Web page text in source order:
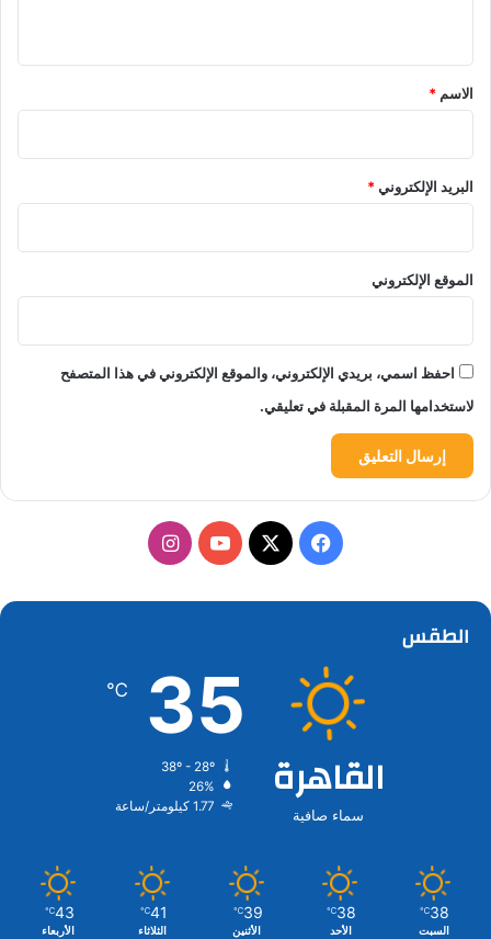
*
الاسم *
البريد الإلكتروني*
الموقع الإلكتروني
احفظ اسمي، بريدي الإلكتروني، والموقع الإلكتروني في هذا المتصفح
لاستخدامها المرة المقبلة في تعليقي.
فيسبوك
‫X
‫YouTubeانستقرام
الطقس
القاهرة
سماء صافية
35
℃
26%
1.77 كيلومتر/ساعة
38
℃
السبت
38
℃
الأحد
39
℃
الأثنين
41
℃
الثلاثاء
43
℃
الأربعاء